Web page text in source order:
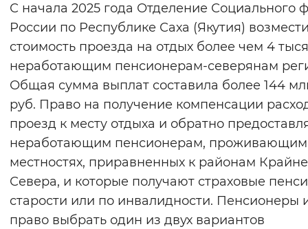
Цвет сайта
Инверсивный
Синий фон
Изображения
Включены Выключены
Звуковой ассистент
Воспроизвести Остановить
С начала 2025 года Отделение Социального
России по Республике Саха (Якутия)
стоимость проезда на отдых более чем 4
неработающим пенсионерам-северянам
Общая сумма выплат составила более 144
руб. Право на получение компенсации
проезд к месту отдыха и обратно
неработающим пенсионерам,
местностях, приравненных к районам
Севера, и которые получают страховые
старости или по инвалидности. Пенсионеры
право выбрать один из двух вариантов